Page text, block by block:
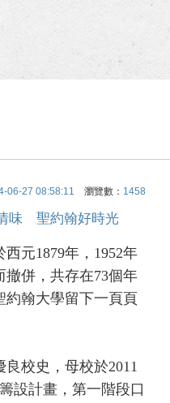
06-27 08:58:11 瀏覽數： 1458
味 聖約翰好時光
元1879年，1952年
撤併，共存在73個年
約翰大學留下一頁頁
校史，母校於2011
設計畫，第一階段口